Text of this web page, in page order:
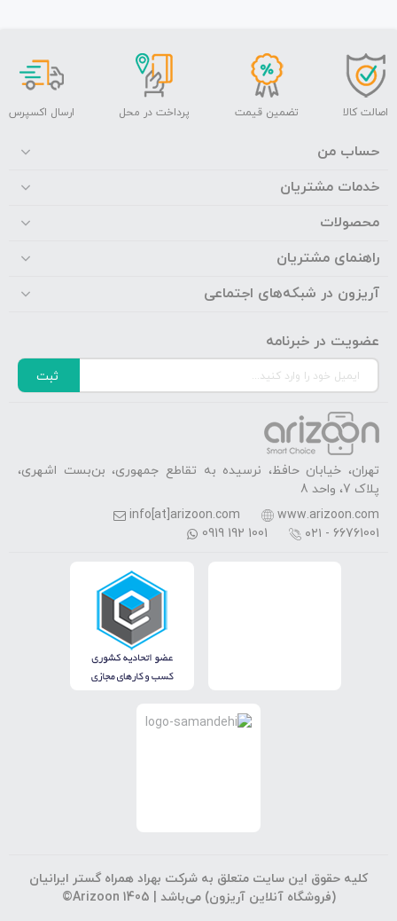
اصالت کالا تضمین قیمت پرداخت در محل ارسال اکسپرس
حساب من
خدمات مشتریان
محصولات
راهنمای مشتریان
آریزون در شبکه‌های اجتماعی
عضویت در خبرنامه
ثبت
تهران، خیابان حافظ، نرسیده به تقاطع جمهوری، بن‌بست اشهری،
پلاک 7، واحد 8
www.arizoon.com
info[at]arizoon.com
۰۲۱ - 66761001
0919 192 1001
کلیه حقوق این سایت متعلق به شرکت بهراد همراه گستر ایرانیان
(فروشگاه آنلاین آریزون) می‌باشد | ©Arizoon 1405